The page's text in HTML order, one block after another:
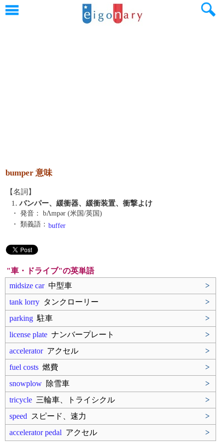
bumper 意味
【名詞】
1. バンパー、緩衝器、緩衝装置、衝撃よけ
・ 発音：
bΛmpər (米国/英国)
・ 類義語： buffer
"車・ドライブ"の英単語
midsize car中型車
>
tank lorry タンクローリー
>
parking 駐車
>
license plate ナンバープレート
>
acceleratorアクセル
>
fuel costs 燃費
>
snowplow 除雪車
>
tricycle 三輪車、トライシクル
>
speed スピード、速力
>
accelerator pedal アクセル >